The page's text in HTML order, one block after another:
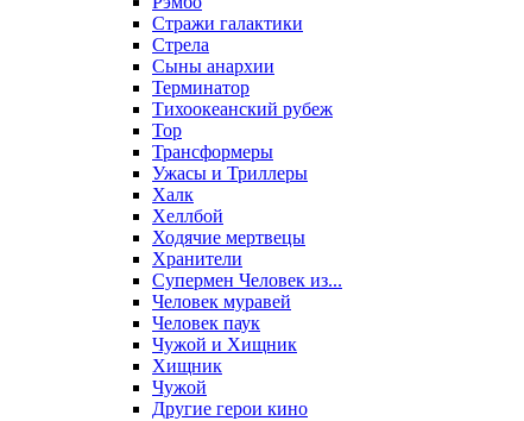
Стражи галактики
Стрела
Сыны анархии
Терминатор
Тихоокеанский рубеж
Тор
Трансформеры
Ужасы и Триллеры
Халк
Хеллбой
Ходячие мертвецы
Хранители
Супермен Человек из...
Человек муравей
Человек паук
Чужой и Хищник
Хищник
Чужой
Другие герои кино